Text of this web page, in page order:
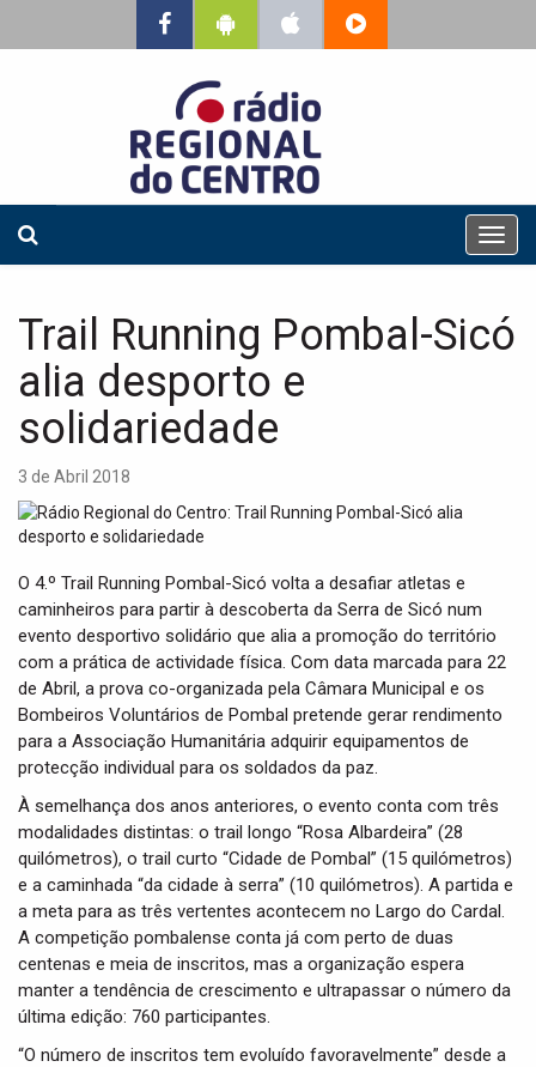
T
o
l
Trail Running Pombal-Sicó
alia desporto e
solidariedade
3 de Abril 2018
O 4.º Trail Running Pombal-Sicó volta a desafiar atletas e
caminheiros para partir à descoberta da Serra de Sicó num
evento desportivo solidário que alia a promoção do território
com a prática de actividade física. Com data marcada para 22
de Abril, a prova co-organizada pela Câmara Municipal e os
Bombeiros Voluntários de Pombal pretende gerar rendimento
para a Associação Humanitária adquirir equipamentos de
protecção individual para os soldados da paz.
À semelhança dos anos anteriores, o evento conta com três
modalidades distintas: o trail longo “Rosa Albardeira” (28
quilómetros), o trail curto “Cidade de Pombal” (15 quilómetros)
e a caminhada “da cidade à serra” (10 quilómetros). A partida e
a meta para as três vertentes acontecem no Largo do Cardal.
A competição pombalense conta já com perto de duas
centenas e meia de inscritos, mas a organização espera
manter a tendência de crescimento e ultrapassar o número da
última edição: 760 participantes.
“O número de inscritos tem evoluído favoravelmente” desde a